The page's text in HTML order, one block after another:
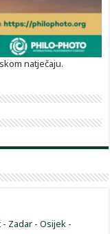
natječaju.
- Zadar -Osijek -